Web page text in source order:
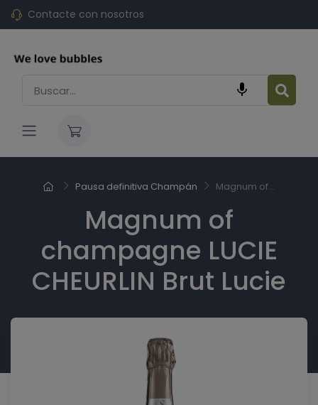
Contacte con nosotros

Pausa definitiva Champán Magnum of...
Magnum of
champagne LUCIE
CHEURLIN Brut Lucie